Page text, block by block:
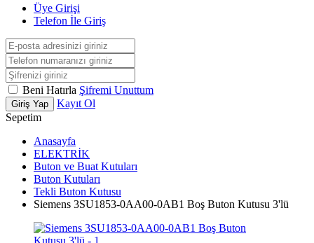
Üye Girişi
Telefon İle Giriş
Beni Hatırla Şifremi Unuttum
Giriş Yap
Kayıt Ol
Sepetim
Anasayfa
ELEKTRİK
Buton ve Buat Kutuları
Buton Kutuları
Tekli Buton Kutusu
Siemens 3SU1853-0AA00-0AB1 Boş Buton Kutusu 3'lü